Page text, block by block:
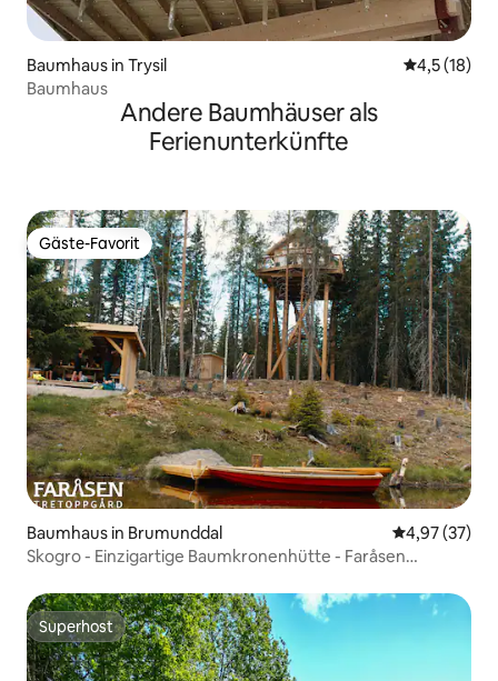
Baumhaus in Trysil
4,5 (18)
Baumhaus
Andere Baumhäuser als
Ferienunterkünfte
Gäste-Favorit
Gäste-Favorit
Baumhaus in Brumunddal
4,97 (37)
Skogro - Einzigartige Baumkronenhütte - Faråsen
Superhost
Superhost